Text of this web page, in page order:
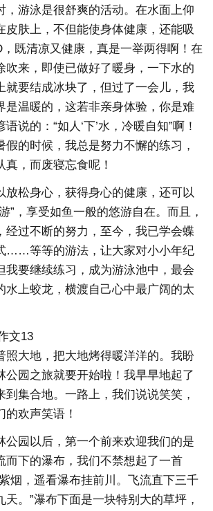
，游泳是很舒爽的活动。在水面上仰
皮肤上，不但能使身体健康，还能吸
既清凉又健康，真是一举两得啊！在
吹来，即使已做好了暖身，一下水的
就要结成冰块了，但过了一会儿，我
是温暖的，这若非亲身体验，你是难
说的：“如人‘下’水，冷暖自知”啊！
假的时候，我总是努力不懈的练习，
，而废寝忘食呢！
放松身心，获得身心的健康，还可以
”，享受如鱼一般的悠游自在。而且，
经过不断的努力，至今，我已学会蝶
……等等的游法，让大家对小小年纪
我要继续练习，成为游泳池中，最会
水上蛟龙，横渡自己心中最广阔的太
文13
照大地，把大地烤得暖洋洋的。我盼
公园之旅就要开始啦！我早早地起了
到集合地。一路上，我们说说笑笑，
欢声笑语！
公园以后，第一个前来欢迎我们的是
而下的瀑布，我们不禁想起了一首
烟，遥看瀑布挂前川。飞流直下三千
天。”瀑布下面是一块特别大的草坪，